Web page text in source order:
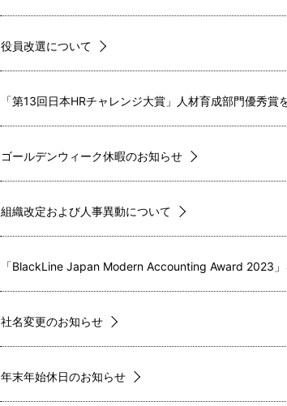
役員改選について
「第13回日本HRチャレンジ大賞」人材育成部門優秀賞
ゴールデンウィーク休暇のお知らせ
組織改定および人事異動について
「BlackLine Japan Modern Accounting Award 2023
社名変更のお知らせ
年末年始休日のお知らせ